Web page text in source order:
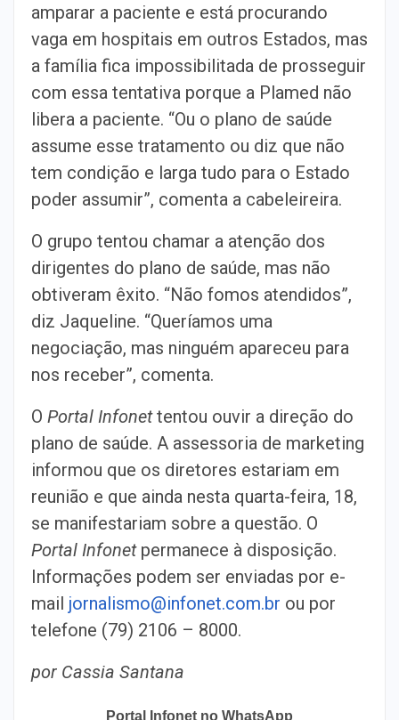
amparar a paciente e está procurando
vaga em hospitais em outros Estados, mas
a família fica impossibilitada de prosseguir
com essa tentativa porque a Plamed não
libera a paciente. “Ou o plano de saúde
assume esse tratamento ou diz que não
tem condição e larga tudo para o Estado
poder assumir”, comenta a cabeleireira.
O grupo tentou chamar a atenção dos
dirigentes do plano de saúde, mas não
obtiveram êxito. “Não fomos atendidos”,
diz Jaqueline. “Queríamos uma
negociação, mas ninguém apareceu para
nos receber”, comenta.
O Portal Infonettentou ouvir a direção do
plano de saúde. A assessoria de marketing
informou que os diretores estariam em
reunião e que ainda nesta quarta-feira, 18,
se manifestariam sobre a questão. O
Portal Infonetpermanece à disposição.
Informações podem ser enviadas por e-
mail jornalismo@infonet.com.br ou por
telefone (79) 2106 – 8000.
por Cassia Santana
Portal Infonet no WhatsApp